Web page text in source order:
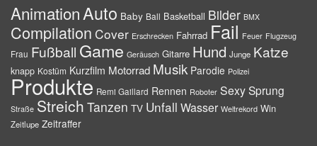
AnimationAuto Baby Ball Basketball Bilder BMX
Compilation Cover Erschrecken Fahrrad Fail Feuer Flugzeug
Frau Fußball Game Geräusch Gitarre Hund Junge Katze
knapp Kostüm Kurzfilm Motorrad Musik Parodie Polizei
Produkte Remi Gaillard Rennen Roboter SexySprung
Straße Streich Tanzen TV Unfall Wasser Weltrekord Win
Zeitlupe Zeitraffer